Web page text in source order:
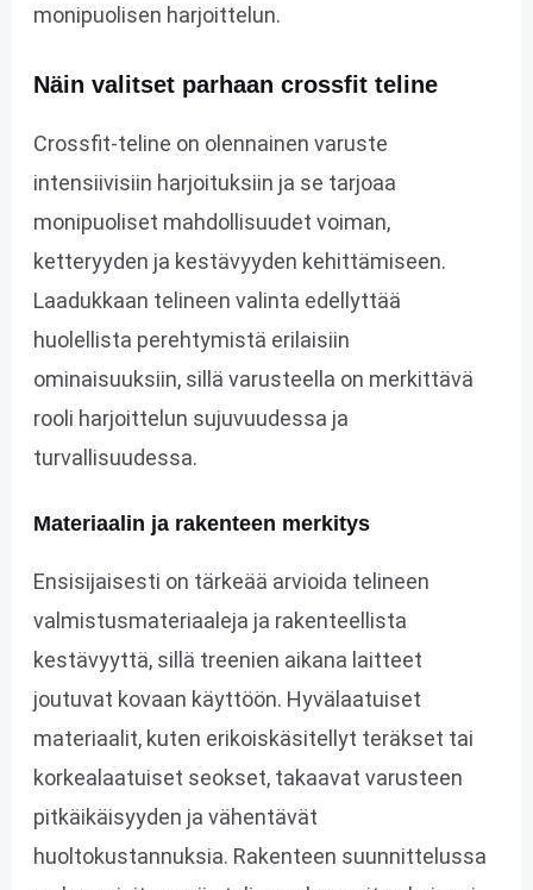
monipuolisen harjoittelun.
Näin valitset parhaan crossfit teline
Crossfit-teline on olennainen varuste
intensiivisiin harjoituksiin ja se tarjoaa
monipuoliset mahdollisuudet voiman,
ketteryyden ja kestävyyden kehittämiseen.
Laadukkaan telineen valinta edellyttää
huolellista perehtymistä erilaisiin
ominaisuuksiin, sillä varusteella on merkittävä
rooli harjoittelun sujuvuudessa ja
turvallisuudessa.
Materiaalin ja rakenteen merkitys
Ensisijaisesti on tärkeää arvioida telineen
valmistusmateriaaleja ja rakenteellista
kestävyyttä, sillä treenien aikana laitteet
joutuvat kovaan käyttöön. Hyvälaatuiset
materiaalit, kuten erikoiskäsitellyt teräkset tai
korkealaatuiset seokset, takaavat varusteen
pitkäikäisyyden ja vähentävät
huoltokustannuksia. Rakenteen suunnittelussa